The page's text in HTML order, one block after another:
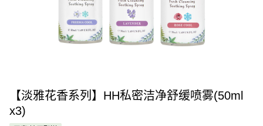
【淡雅花香系列】HH私密洁净舒缓喷雾(50ml
x3)